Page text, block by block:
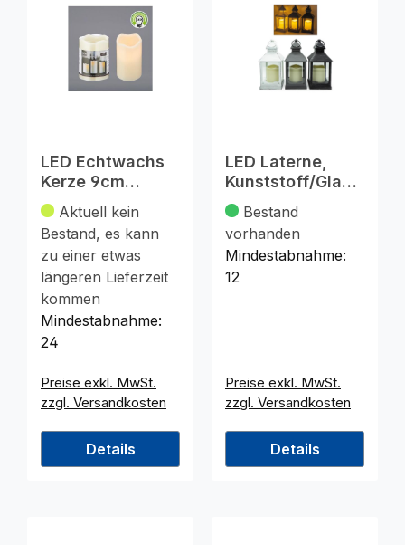
LED Echtwachs
Kerze 9cm
Elfenbein
flackernde LED
Aktuell kein
Bestand, es kann
zu einer etwas
längeren Lieferzeit
kommen
Mindestabnahme:
24
Preise exkl. MwSt.
zzgl. Versandkosten
Details
LED Laterne,
Kunststoff/Glas,
LBH
10x10x24,5cm
Bestand
vorhanden
Mindestabnahme:
12
Preise exkl. MwSt.
zzgl. Versandkosten
Details